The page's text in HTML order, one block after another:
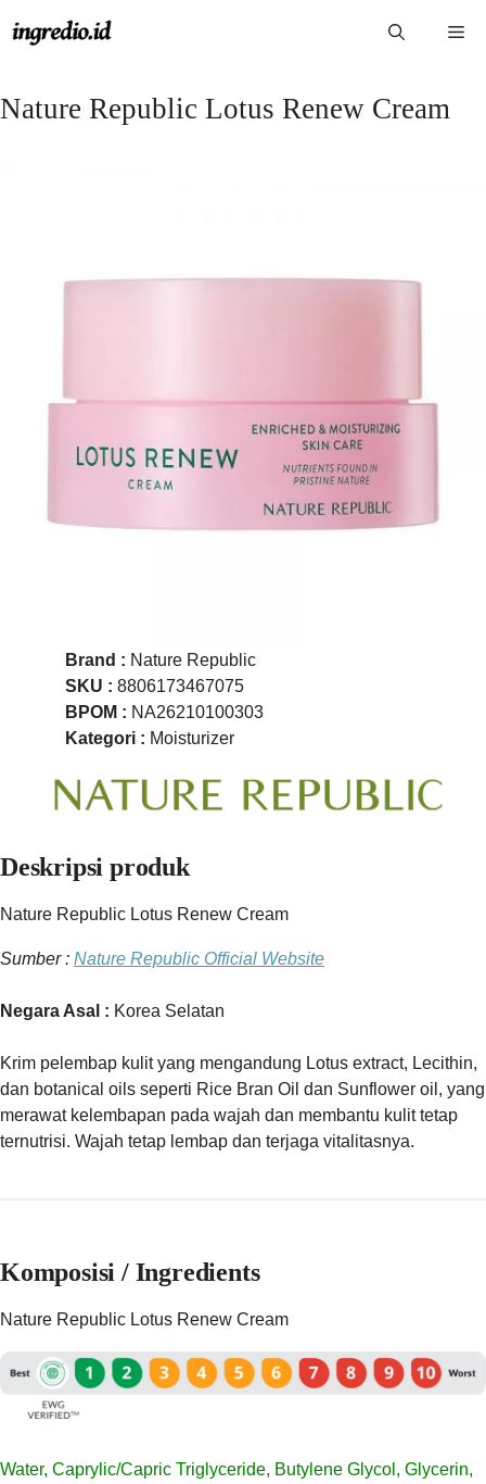
ke
Nature Republic Lotus Renew Cream
Brand : Nature Republic
SKU : 8806173467075
BPOM : NA26210100303
Kategori : Moisturizer
Deskripsi produk
Nature Republic Lotus Renew Cream
Sumber : Nature Republic Official Website
Negara Asal : Korea Selatan
Krim pelembap kulit yang mengandung Lotus extract, Lecithin,
dan botanical oils seperti Rice Bran Oil dan Sunflower oil, yang
merawat kelembapan pada wajah dan membantu kulit tetap
ternutrisi. Wajah tetap lembap dan terjaga vitalitasnya.
Komposisi / Ingredients
Nature Republic Lotus Renew Cream
Water, Caprylic/Capric Triglyceride, Butylene Glycol, Glycerin,